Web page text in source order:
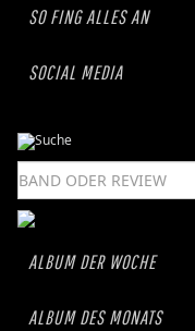
SO FING ALLES AN
SOCIAL MEDIA
ALBUM DER WOCHE
ALBUM DES MONATS